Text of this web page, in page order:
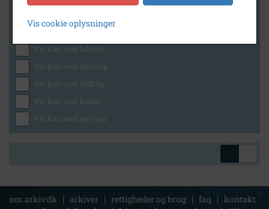
Generelt
Vis kun med billeder
Vis kun med filmklip
Vis kun med lydklip
Vis kun med kilder
Vis kun med geo-tag
om arkiv.dk | arkiver | rettigheder og brug | faq | kontakt
Vis cookie oplysninger